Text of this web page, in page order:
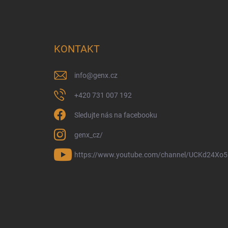
KONTAKT
info@genx.cz
+420 731 007 192
Sledujte nás na facebooku
genx_cz/
https://www.youtube.com/channel/